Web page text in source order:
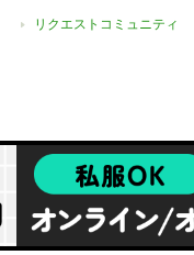
リクエストコミュニティ